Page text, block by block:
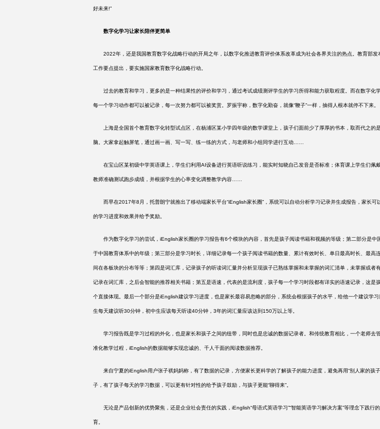
好未来!”
数字化学习让家长陪伴更简单
2022年，还是我国教育数字化战略行动的开局之年，以数字化推进教育评价体系改革成为社会各界关注的热点。教育部发
工作要点提出，要实施国家教育数字化战略行动。
过去的教育和学习，更多的是一种结果性的评价和学习，通过考试成绩测评学生的学习所得和能力获取程度。而在数字化
每一个学习动作都可以被记录，每一次努力都可以被奖赏。罗振宇称，数字化勤奋，就像“鞭子”一样，抽得人根本就停不下来。
上海是全国首个教育数字化转型试点区，在杨浦区某小学四年级的数学课堂上，孩子们面前少了厚厚的书本，取而代之的
脑。大家拿起触屏笔，通过画一画、写一写、练一练的方式，与老师和小组同学进行互动……
在宝山区某初级中学英语课上，学生们利用AI设备进行英语听说练习，能实时知晓自己发音是否标准；体育课上学生们佩
教师准确测试跑步成绩，并根据学生的心率变化调整教学内容……
而早在2017年8月，托普朗宁就推出了移动端家长平台“iEnglish家长圈”，系统可以自动分析学习记录并生成报告，家长可
的学习进度和效果并给予奖励。
作为数字化学习的尝试， iEnglish家长圈的学习报告有6个模块的内容，首先是孩子阅读书籍和视频的等级；第二部分是中
于中国教育体系中的年级；第三部分是学习时长，详细记录每一个孩子阅读书籍的数量、累计有效时长、单日最高时长、最高
间在各板块的分布等等；第四是词汇库，记录孩子的听读词汇量并分析呈现孩子已熟练掌握和未掌握的词汇清单，未掌握或者
记录在词汇库，之后会智能的推荐相关书籍；第五是语速，代表的是流利度，孩子每一个学习时段都有详实的语速记录，这是
个直接体现。最后一个部分是iEnglish建议学习进度，也是家长最容易忽略的部分，系统会根据孩子的水平，给他一个建议学
生每天建议听30分钟，初中生应该每天听读40分钟，3年的词汇量应该达到150万以上等。
学习报告既是学习过程的外化，也是家长和孩子之间的纽带，同时也是忠诚的数据记录者。和传统教育相比，一个老师去
准化教学过程， iEnglish的数据能够实现忠诚的、千人千面的阅读数据推荐。
来自宁夏的iEnglish用户张子祺妈妈称，有了数据的记录，方便家长更科学的了解孩子的能力进度，避免再用“别人家的孩
子，有了孩子每天的学习数据，可以更有针对性的给予孩子鼓励，与孩子更能“聊得来”。
无论是产品创新的优势聚焦，还是企业社会责任的实践， iEnglish“母语式英语学习”“智能英语学习解决方案”等理念下践行
育。